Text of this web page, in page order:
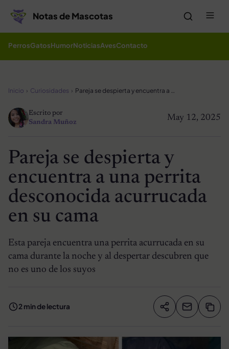
Notas de Mascotas
PerrosGatosHumorNoticiasAvesContacto
Inicio Curiosidades Pareja se despierta y encuentra a una perrita desconocida acurrucada en su cama
May 12, 2025
Escrito por
Sandra Muñoz
Pareja se despierta y
encuentra a una perrita
desconocida acurrucada
en su cama
Esta pareja encuentra una perrita acurrucada en su
cama durante la noche y al despertar descubren que
no es uno de los suyos
2 min de lectura Compartir